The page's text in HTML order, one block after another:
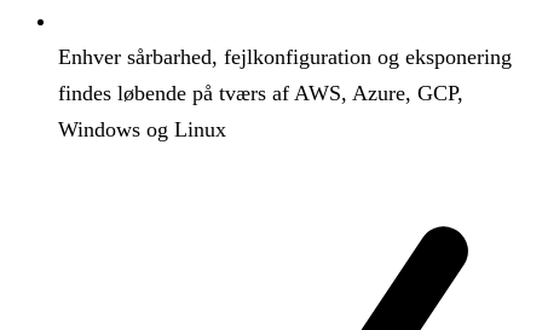
Enhver sårbarhed, fejlkonfiguration og eksponering
findes løbende på tværs af AWS, Azure, GCP,
Windows og Linux